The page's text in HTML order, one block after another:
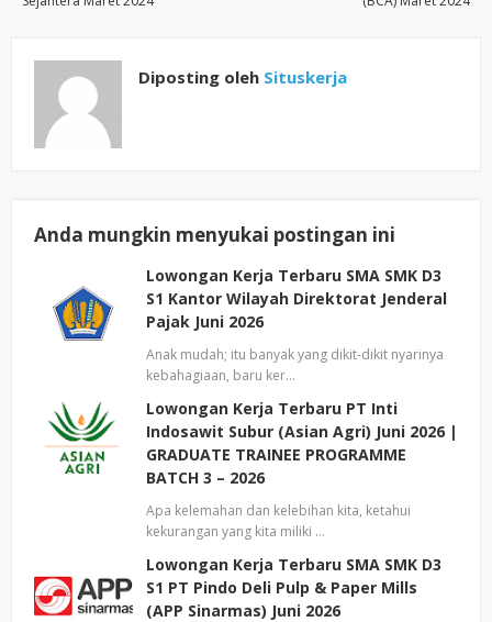
Diposting oleh Situskerja
Anda mungkin menyukai postingan ini
Lowongan Kerja Terbaru SMA SMK D3
S1 Kantor Wilayah Direktorat Jenderal
Pajak Juni 2026
Anak mudah; itu banyak yang dikit-dikit nyarinya
kebahagiaan, baru ker…
Lowongan Kerja Terbaru PT Inti
Indosawit Subur (Asian Agri) Juni 2026 |
GRADUATE TRAINEE PROGRAMME
BATCH 3 – 2026
Apa kelemahan dan kelebihan kita, ketahui
kekurangan yang kita miliki …
Lowongan Kerja Terbaru SMA SMK D3
S1 PT Pindo Deli Pulp & Paper Mills
(APP Sinarmas) Juni 2026